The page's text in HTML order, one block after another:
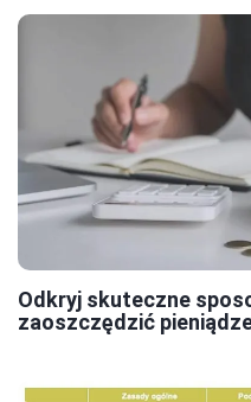
Odkryj skuteczne
zaoszczędzić